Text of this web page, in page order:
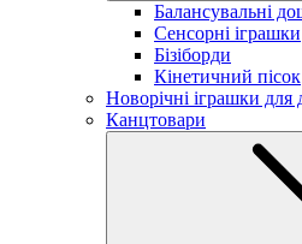
Балансувальні
Сенсорні іграшки
Бізіборди
Кінетичний пісок
Новорічні іграшки для
Канцтовари